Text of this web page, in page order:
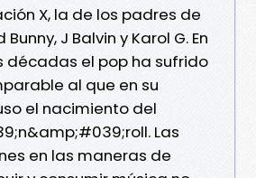
X, la de los padres de
J Balvin y Karol G. En
décadas el pop ha sufrido
al que en su
el nacimiento del
Las
en las maneras de